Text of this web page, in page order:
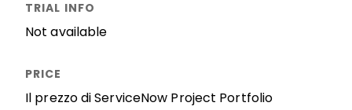
Not available
Il prezzo di ServiceNow Project Portfolio